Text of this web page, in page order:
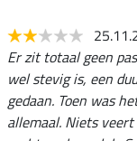
Er zit totaal geen
wel stevig is, een
gedaan. Toen was
allemaal. Niets